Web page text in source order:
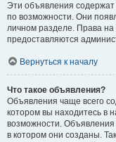
Эти объявления
по возможности. Они
личном разделе. Права
предоставляются
Вернуться к началу
Что такое объявления?
Объявления чаще всего
котором вы находитесь в
возможности.
в котором они созданы.